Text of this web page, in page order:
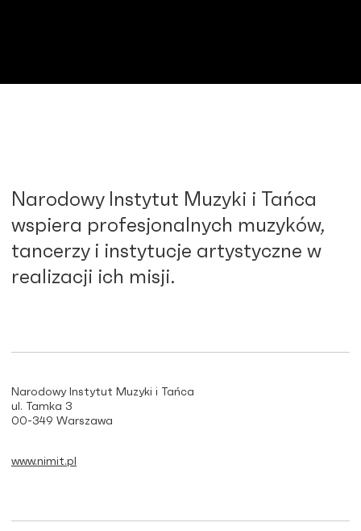
Narodowy Instytut Muzyki i Tańca
wspiera profesjonalnych muzyków,
tancerzy i instytucje artystyczne w
realizacji ich misji.
Narodowy Instytut Muzyki i Tańca
ul. Tamka 3
00-349 Warszawa
www.nimit.pl